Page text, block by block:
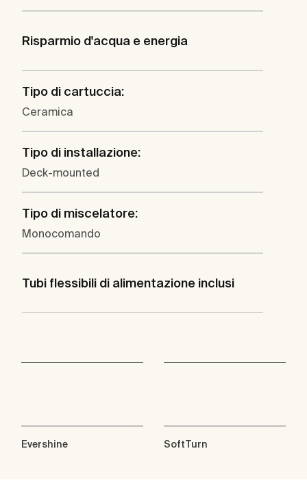
Risparmio d'acqua e energia
Tipo di cartuccia:
Ceramica
Tipo di installazione:
Deck-mounted
Tipo di miscelatore:
Monocomando
Tubi flessibili di alimentazione inclusi
Evershine SoftTurn